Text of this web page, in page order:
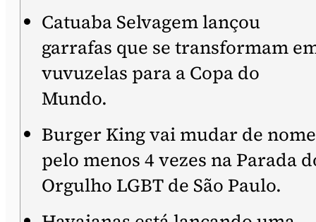
Catuaba Selvagem lançou
garrafas que se transformam
vuvuzelas para a Copa do
Mundo.
Burger King vai mudar de nome
pelo menos 4 vezes na Parada
Orgulho LGBT de São Paulo.